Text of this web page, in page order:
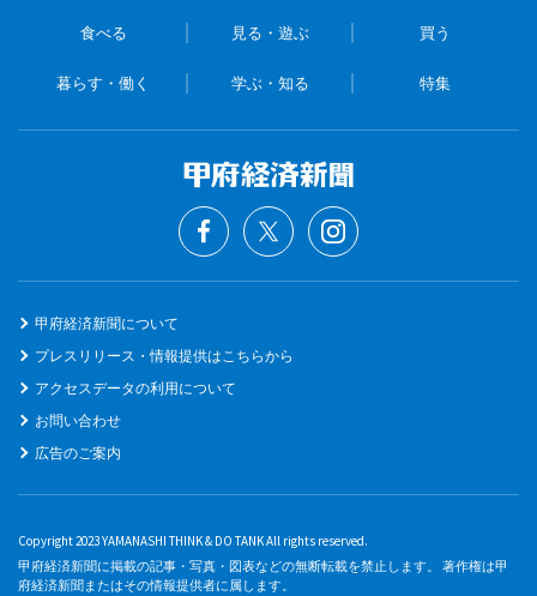
食べる 見る・遊ぶ 買う
暮らす・働く 学ぶ・知る 特集
甲府経済新聞について
プレスリリース・情報提供はこちらから
アクセスデータの利用について
お問い合わせ
広告のご案内
Copyright 2023 YAMANASHI THINK & DO TANK All rights reserved.
甲府経済新聞に掲載の記事・写真・図表などの無断転載を禁止します。 著作権は甲
府経済新聞またはその情報提供者に属します。